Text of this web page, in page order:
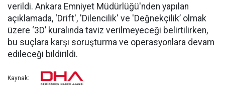
verildi. Ankara Emniyet Müdürlüğü'nden yapılan
açıklamada, ‘Drift', 'Dilencilik' ve 'Değnekçilik’ olmak
üzere ‘3D’ kuralında taviz verilmeyeceği belirtilirken,
bu suçlara karşı soruşturma ve operasyonlara devam
edileceği bildirildi.
Kaynak: